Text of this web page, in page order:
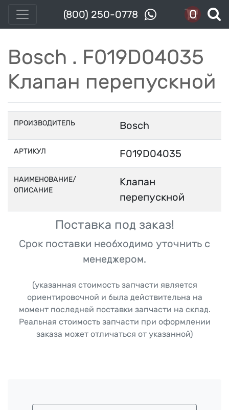
(800) 250-0778 0
Bosch . F019D04035
Клапан перепускной
ПРОИЗВОДИТЕЛЬ Bosch
АРТИКУЛ F019D04035
НАИМЕНОВАНИЕ/
ОПИСАНИЕ
Клапан
перепускной
Поставка под заказ!
Срок поставки необходимо уточнить с
менеджером.
(указанная стоимость запчасти является
ориентировочной и была действительна на
момент последней поставки запчасти на склад.
Реальная стоимость запчасти при оформлении
заказа может отличаться от указанной)